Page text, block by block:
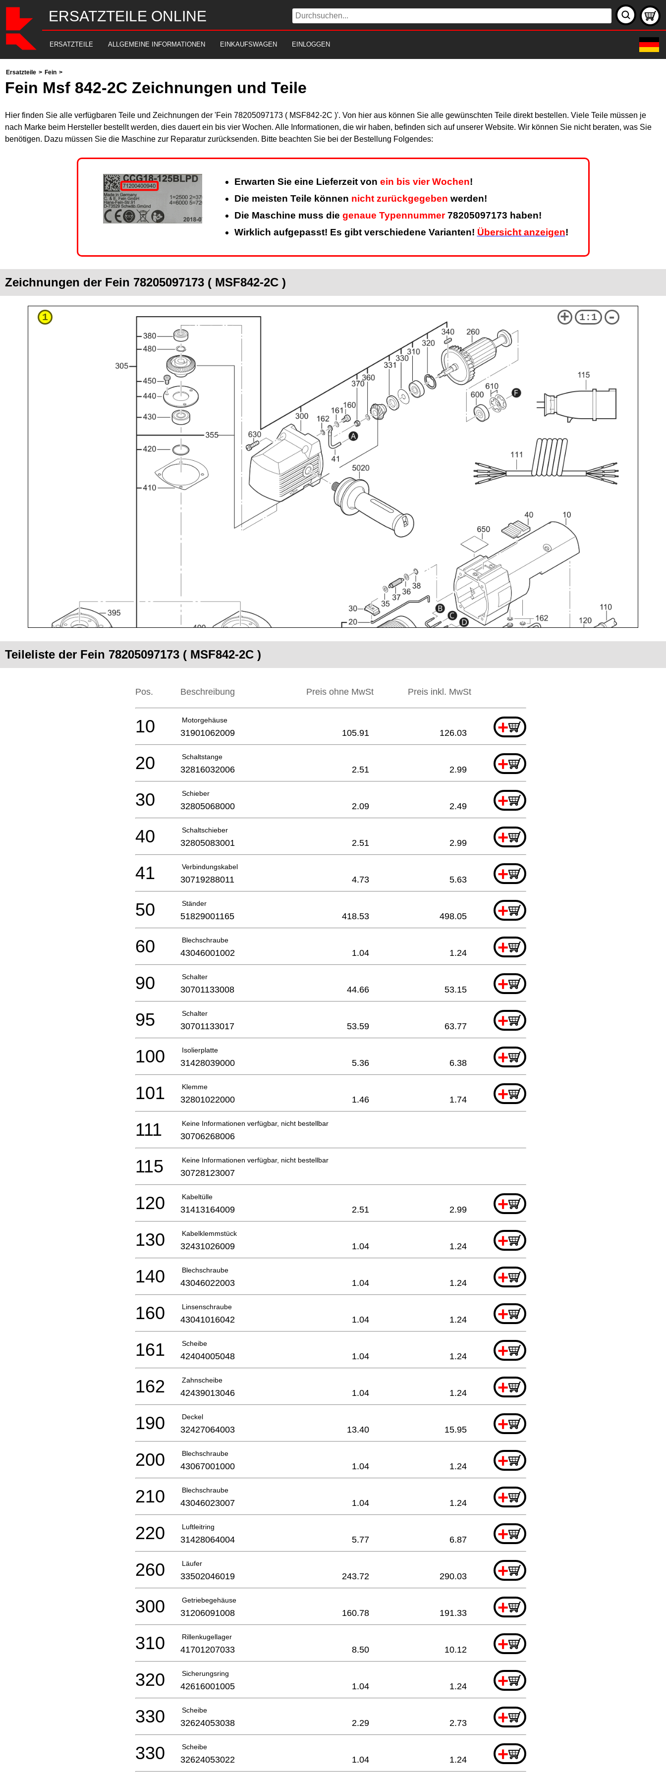
ERSATZTEILE ONLINE
ERSATZTEILE ALLGEMEINE INFORMATIONEN EINKAUFSWAGEN EINLOGGEN
Ersatzteile > Fein >
Fein Msf 842-2C Zeichnungen und Teile
Hier finden Sie alle verfügbaren Teile und Zeichnungen der 'Fein 78205097173 ( MSF842-2C )'. Von hier aus können Sie alle gewünschten Teile direkt bestellen. Viele Teile müssen je
nach Marke beim Hersteller bestellt werden, dies dauert ein bis vier Wochen. Alle Informationen, die wir haben, befinden sich auf unserer Website. Wir können Sie nicht beraten, was Sie
benötigen. Dazu müssen Sie die Maschine zur Reparatur zurücksenden. Bitte beachten Sie bei der Bestellung Folgendes:
Erwarten Sie eine Lieferzeit von ein bis vier Wochen!
Die meisten Teile können nicht zurückgegeben werden!
Die Maschine muss die genaue Typennummer78205097173 haben!
Wirklich aufgepasst! Es gibt verschiedene Varianten! Übersicht anzeigen!
Zeichnungen der Fein 78205097173 ( MSF842-2C )
1 + 1:1 -
Teileliste der Fein 78205097173 ( MSF842-2C )
Pos. Beschreibung Preis ohne MwSt Preis inkl. MwSt
Motorgehäuse +
10 31901062009 105.91 126.03
Schaltstange +
20 32816032006 2.51 2.99
Schieber +
30 32805068000 2.09 2.49
Schaltschieber +
40 32805083001 2.51 2.99
Verbindungskabel +
41 30719288011 4.73 5.63
Ständer +
50 51829001165 418.53 498.05
Blechschraube +
60 43046001002 1.04 1.24
Schalter +
90 30701133008 44.66 53.15
Schalter +
95 30701133017 53.59 63.77
Isolierplatte +
100 31428039000 5.36 6.38
Klemme +
101 32801022000 1.46 1.74
Keine Informationen verfügbar, nicht bestellbar
111 30706268006
Keine Informationen verfügbar, nicht bestellbar
115 30728123007
Kabeltülle +
120 31413164009 2.51 2.99
Kabelklemmstück +
130 32431026009 1.04 1.24
Blechschraube +
140 43046022003 1.04 1.24
Linsenschraube +
160 43041016042 1.04 1.24
Scheibe +
161 42404005048 1.04 1.24
Zahnscheibe +
162 42439013046 1.04 1.24
Deckel +
190 32427064003 13.40 15.95
Blechschraube +
200 43067001000 1.04 1.24
Blechschraube +
210 43046023007 1.04 1.24
Luftleitring +
220 31428064004 5.77 6.87
Läufer +
260 33502046019 243.72 290.03
Getriebegehäuse +
300 31206091008 160.78 191.33
Rillenkugellager +
310 41701207033 8.50 10.12
Sicherungsring +
320 42616001005 1.04 1.24
Scheibe +
330 32624053038 2.29 2.73
Scheibe +
330 32624053022 1.04 1.24